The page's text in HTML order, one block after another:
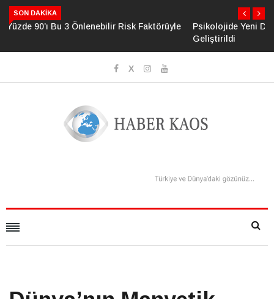
SON DAKIKA
Psikolojide Yeni Dönem: Zihinsel Çöküş Riskini Ölçen Model